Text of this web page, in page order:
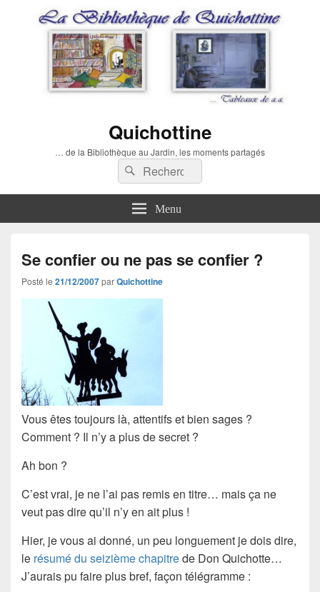
Quichottine
… de la Bibliothèque au Jardin, les moments partagés
Recherche :
Rechercher
Menu
Se confier ou ne pas se confier ?
Posté le 21/12/2007parQuichottine
Vous êtes toujours là, attentifs et bien sages ?
Comment ? Il n’y a plus de secret ?
Ah bon ?
C’est vrai, je ne l’ai pas remis en titre… mais ça ne
veut pas dire qu’il n’y en ait plus !
Hier, je vous ai donné, un peu longuement je dois dire,
le résumé du seizième chapitrede Don Quichotte…
J’aurais pu faire plus bref, façon télégramme :